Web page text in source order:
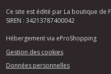
Ce site est édité par La boutique de
SIREN : 34213787400042
Hébergement via eProShopping
Gestion des cookies
Données personnelles